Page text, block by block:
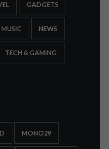
GADGETS
MUSIC NEWS
TECH & GAMING
MONO29